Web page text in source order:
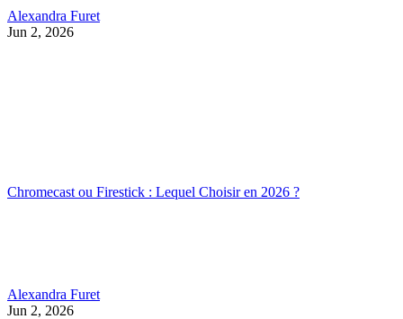
Alexandra Furet
Jun 2, 2026
Chromecast ou Firestick : Lequel Choisir en 2026 ?
Alexandra Furet
Jun 2, 2026